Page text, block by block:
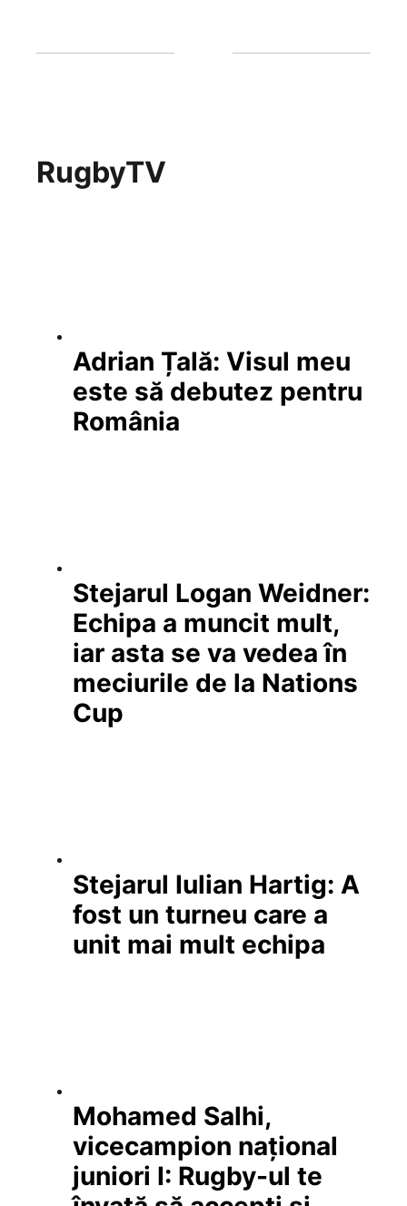
RugbyTV
Adrian Țală: Visul meu
este să debutez pentru
România
Stejarul Logan Weidner:
Echipa a muncit mult,
iar asta se va vedea în
meciurile de la Nations
Cup
Stejarul Iulian Hartig: A
fost un turneu care a
unit mai mult echipa
Mohamed Salhi,
vicecampion național
juniori I: Rugby-ul te